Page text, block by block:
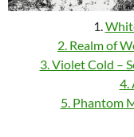
1.
2. Realm of
3. Violet Cold –
4.
5. Phantom